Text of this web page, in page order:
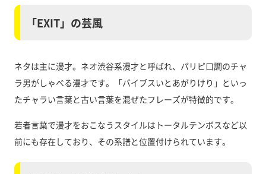
「EXIT」の芸風
ネタは主に漫才。ネオ渋谷系漫才と呼ばれ、パリピ口調のチャ
ラ男がしゃべる漫才です。「バイブスいとあがりけり」といっ
たチャラい言葉と古い言葉を混ぜたフレーズが特徴的です。
若者言葉で漫才をおこなうスタイルはトータルテンボスなど以
前にも存在しており、その系譜と位置付けられています。